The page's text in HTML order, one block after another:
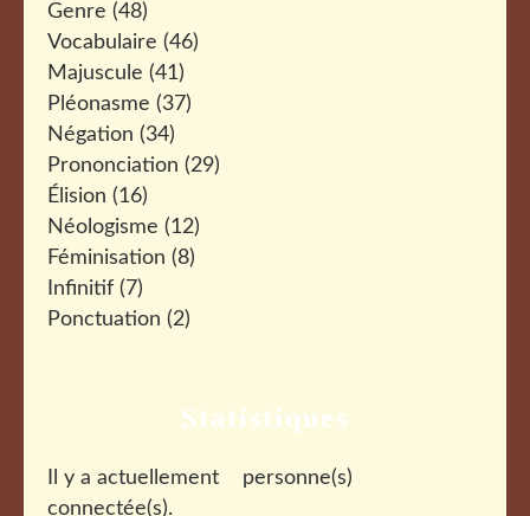
Genre (48)
Vocabulaire (46)
Majuscule (41)
Pléonasme (37)
Négation (34)
Prononciation (29)
Élision (16)
Néologisme (12)
Féminisation (8)
Infinitif (7)
Ponctuation (2)
Statistiques
Il y a actuellement
personne(s)
connectée(s).